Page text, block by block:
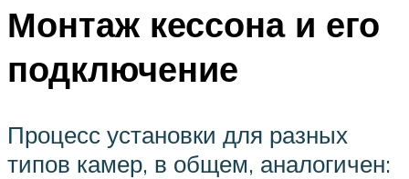
Монтаж кессона и его
подключение
Процесс установки для разных
типов камер, в общем, аналогичен: